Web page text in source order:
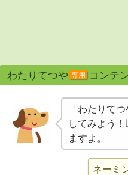
わたりてつや 専用 コンテ
「わたりて
してみよう
ますよ。
ネーミ